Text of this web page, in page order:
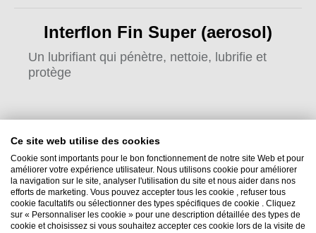
Interflon Fin Super (aerosol)
Un lubrifiant qui pénètre, nettoie, lubrifie et
protège
Interflon België NV
Nieuwe Baan 18
Ce site web utilise des cookies
Cookie sont importants pour le bon fonctionnement de notre site Web et pour
améliorer votre expérience utilisateur. Nous utilisons cookie pour améliorer
la navigation sur le site, analyser l'utilisation du site et nous aider dans nos
efforts de marketing. Vous pouvez accepter tous les cookie , refuser tous
cookie facultatifs ou sélectionner des types spécifiques de cookie . Cliquez
sur « Personnaliser les cookie » pour une description détaillée des types de
cookie et choisissez si vous souhaitez accepter ces cookie lors de la visite de